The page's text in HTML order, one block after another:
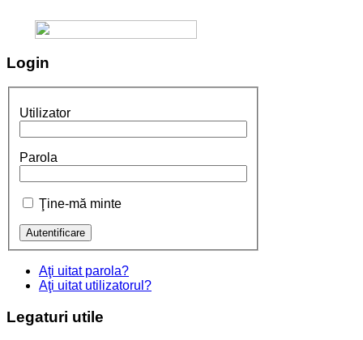
Login
Utilizator
Parola
Ţine-mă minte
Aţi uitat parola?
Aţi uitat utilizatorul?
Legaturi utile